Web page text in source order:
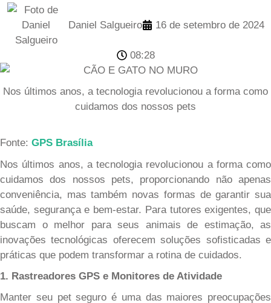
Daniel Salgueiro 16 de setembro de 2024
08:28
Nos últimos anos, a tecnologia revolucionou a forma como
cuidamos dos nossos pets
Fonte: GPS Brasília
Nos últimos anos, a tecnologia revolucionou a forma como
cuidamos dos nossos pets, proporcionando não apenas
conveniência, mas também novas formas de garantir sua
saúde, segurança e bem-estar. Para tutores exigentes, que
buscam o melhor para seus animais de estimação, as
inovações tecnológicas oferecem soluções sofisticadas e
práticas que podem transformar a rotina de cuidados.
1. Rastreadores GPS e Monitores de Atividade
Manter seu pet seguro é uma das maiores preocupações